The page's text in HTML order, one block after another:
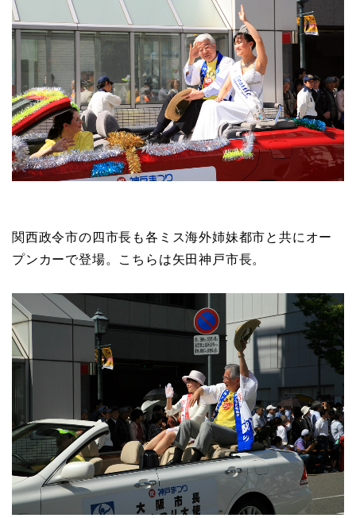
関西政令市の四市長も各ミス海外姉妹都市と共にオー
プンカーで登場。こちらは矢田神戸市長。